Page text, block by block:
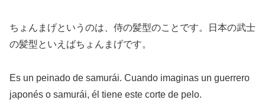
ちょんまげというのは、侍の髪型のことです。日本の武士
の髪型といえばちょんまげです。
Es un peinado de samurái. Cuando imaginas un guerrero
japonés o samurái, él tiene este corte de pelo.